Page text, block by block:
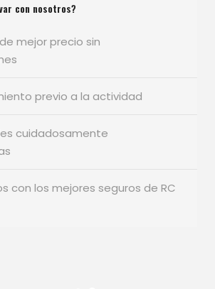
con nosotros?
mejor precio sin
previo a la actividad
cuidadosamente
con los mejores seguros de RC